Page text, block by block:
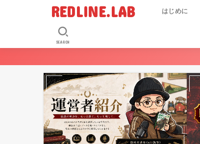
REDLINE.LAB はじめに
SEARCH